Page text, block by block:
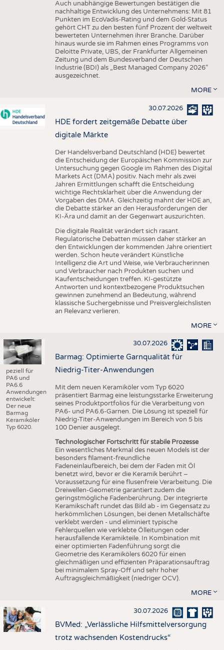
Auch unabhängige Bewertungen bestätigen die
nachhaltige Entwicklung des Unternehmens: Mit 81
Punkten im EcoVadis-Rating und dem Gold-Status
gehört CHT zu den besten fünf Prozent der weltweit
bewerteten Unternehmen ihrer Branche. Darüber
hinaus wurde sie im Rahmen eines Programms von
Deloitte Private, UBS, der Frankfurter Allgemeinen
Zeitung und dem Bundesverband der Deutschen
Industrie (BDI) als „Best Managed Company 2026“
ausgezeichnet.
MORE
30.07.2026
HDE fordert zeitgemäße Debatte über
digitale Märkte
Der Handelsverband Deutschland (HDE) bewertet
die Entscheidung der Europäischen Kommission zur
Untersuchung gegen Google im Rahmen des Digital
Markets Act (DMA) positiv. Nach mehr als zwei
Jahren Ermittlungen schafft die Entscheidung
wichtige Rechtsklarheit über die Anwendung der
Vorgaben des DMA. Gleichzeitig mahnt der HDE an,
die Debatte stärker an den Herausforderungen der
KI-Ära und damit an der Gegenwart auszurichten.
Die digitale Realität verändert sich rasant.
Regulatorische Debatten müssen daher stärker an
den Entwicklungen der kommenden Jahre orientiert
werden. Schon heute verändert Künstliche
Intelligenz die Art und Weise, wie Verbraucherinnen
und Verbraucher nach Produkten suchen und
Kaufentscheidungen treffen. KI-gestützte
Antworten und kontextbezogene Produktsuchen
gewinnen zunehmend an Bedeutung, während
klassische Suchergebnisse und Preisvergleichslisten
an Relevanz verlieren.
MORE
peziell für
PA6 und
PA6.6
Anwendungen
entwickelt:
Der neue
Barmag
Keramiköler
Typ 6020.
30.07.2026
Barmag: Optimierte Garnqualität für
Niedrig-Titer-Anwendungen
Mit dem neuen Keramiköler vom Typ 6020
präsentiert Barmag eine leistungsstarke Erweiterung
seines Produktportfolios für die Verarbeitung von
PA6- und PA6.6-Garnen. Die Lösung ist speziell für
Niedrig-Titer-Anwendungen im Bereich von 5 bis
100 Denier ausgelegt.
Technologischer Fortschritt für stabile Prozesse
Ein wesentliches Merkmal des neuen Models ist der
besonders filament-freundliche
Fadeneinlaufbereich, bei dem der Faden mit Öl
benetzt wird, bevor er die Keramik berührt –
Voraussetzung für eine flusenfreie Verarbeitung. Die
Dreiwellen-Geometrie garantiert zudem die
geringstmögliche Fadenberührung. Der integrierte
Keramikschaft rundet das Bild ab - im Gegensatz zu
herkömmlichen Lösungen, bei denen Metallschäfte
verklebt werden - und eliminiert typische
Fehlerquellen wie verklebte Ölleitungen oder
herausfallende Keramikteile. In Kombination mit
einer optimierten Fadenführung sorgt die
Geometrie des Keramikölers 6020 für einen
gleichmäßigen und effizienten Präparationsauftrag
bei minimalem Spray-Off und sehr hoher
Auftragsgleichmäßigkeit (niedriger OCV).
MORE
30.07.2026
BVMed: „Verlässliche Hilfsmittelversorgung
trotz wachsenden Kostendrucks“